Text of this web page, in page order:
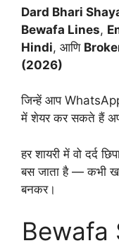
Dard Bhari
Bewafa Lines,
Hindi, आणि
(2026)
जिन्हें आप
में शेयर कर सकते हैं
हर शायरी में वो दर्द
बस जाता है — कभी
बनकर।
Bewafa